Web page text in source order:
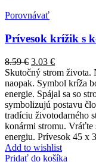
Porovnávať
Prívesok krížik s
8.59€ 3.03 €
Skutočný strom života.
naopak. Symbol kríža
energie. Spájal sa so
symbolizujú postavu
tradíciu životodarného
konármi stromu. Vráťte
energiu. Prívesok 45 x
Add to wishlist
Pridať do košíka